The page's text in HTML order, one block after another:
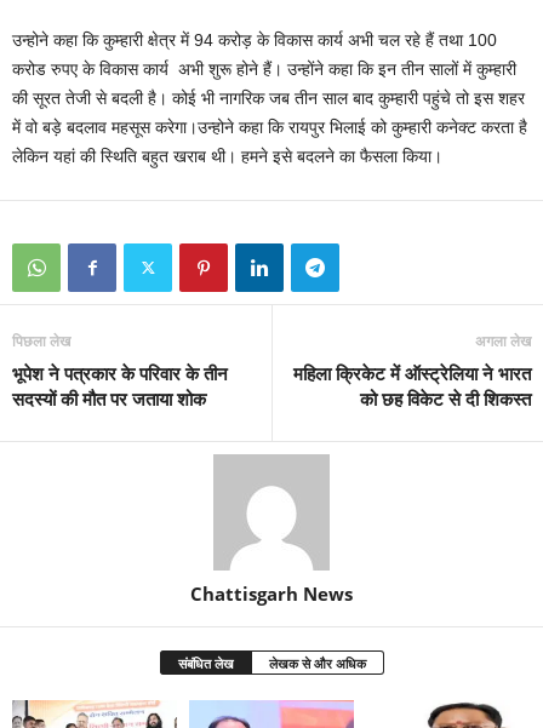
उन्होने कहा कि कुम्हारी क्षेत्र में 94 करोड़ के विकास कार्य अभी चल रहे हैं तथा 100
करोड रुपए के विकास कार्य अभी शुरू होने हैं। उन्होंने कहा कि इन तीन सालों में कुम्हारी
की सूरत तेजी से बदली है। कोई भी नागरिक जब तीन साल बाद कुम्हारी पहुंचे तो इस शहर
में वो बड़े बदलाव महसूस करेगा।उन्होने कहा कि रायपुर भिलाई को कुम्हारी कनेक्ट करता है
लेकिन यहां की स्थिति बहुत खराब थी। हमने इसे बदलने का फैसला किया।
पिछला लेख
भूपेश ने पत्रकार के परिवार के तीन
सदस्यों की मौत पर जताया शोक
अगला लेख
महिला क्रिकेट में ऑस्ट्रेलिया ने भारत
को छह विकेट से दी शिकस्त
Chattisgarh News
संबंधित लेख लेखक से और अधिक